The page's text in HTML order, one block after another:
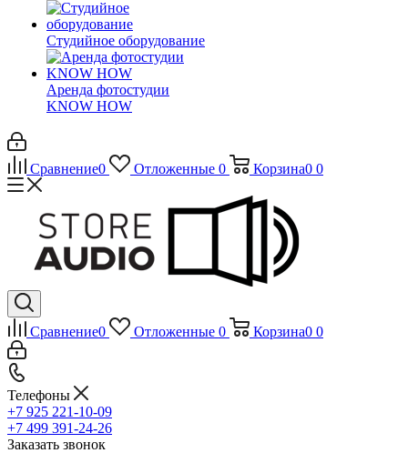
Студийное оборудование
Аренда фотостудии
KNOW HOW
Сравнение0 Отложенные 0 Корзина0 0
Сравнение0 Отложенные 0 Корзина0 0
Телефоны
+7 925 221-10-09
+7 499 391-24-26
Заказать звонок